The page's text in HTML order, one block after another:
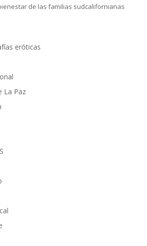
de las familias sudcalifornianas
eróticas
La Paz